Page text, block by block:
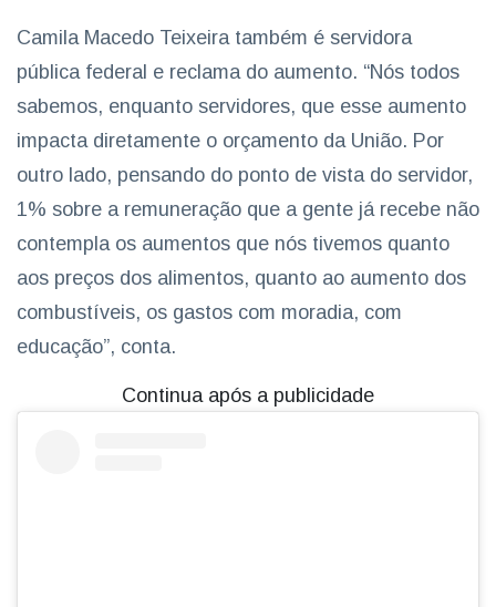
Camila Macedo Teixeira também é servidora
pública federal e reclama do aumento. “Nós todos
sabemos, enquanto servidores, que esse aumento
impacta diretamente o orçamento da União. Por
outro lado, pensando do ponto de vista do servidor,
1% sobre a remuneração que a gente já recebe não
contempla os aumentos que nós tivemos quanto
aos preços dos alimentos, quanto ao aumento dos
combustíveis, os gastos com moradia, com
educação”, conta.
Continua após a publicidade